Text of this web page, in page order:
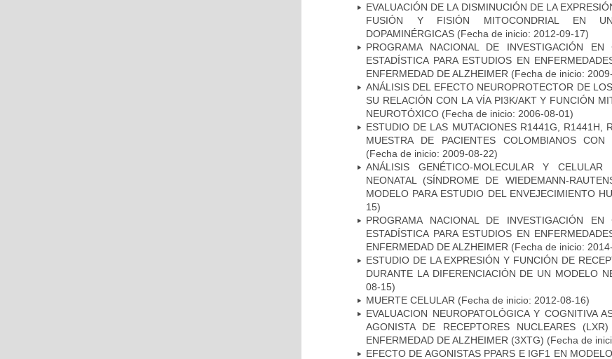
EVALUACIÓN DE LA DISMINUCIÓN DE LA
FUSIÓN Y FISIÓN MITOCONDRIAL EN
DOPAMINÉRGICAS (Fecha de inicio: 2012-09-17)
PROGRAMA NACIONAL DE INVESTIGACIÓN EN
ESTADÍSTICA PARA ESTUDIOS EN
ENFERMEDAD DE ALZHEIMER (Fecha de inicio:
ANÁLISIS DEL EFECTO NEUROPROTECTOR DE
SU RELACIÓN CON LA VÍA PI3K/AKT Y FUNCIÓN
NEUROTÓXICO (Fecha de inicio: 2006-08-01)
ESTUDIO DE LAS MUTACIONES R1441G, R1441H,
MUESTRA DE PACIENTES COLOMBIANOS CON
(Fecha de inicio: 2009-08-22)
ANÁLISIS GENÉTICO-MOLECULAR Y CELULAR
NEONATAL (SÍNDROME DE WIEDEMANN-
MODELO PARA ESTUDIO DEL ENVEJECIMIENTO
15)
PROGRAMA NACIONAL DE INVESTIGACIÓN EN
ESTADÍSTICA PARA ESTUDIOS EN
ENFERMEDAD DE ALZHEIMER (Fecha de inicio:
ESTUDIO DE LA EXPRESIÓN Y FUNCIÓN DE
DURANTE LA DIFERENCIACIÓN DE UN MODELO
08-15)
MUERTE CELULAR (Fecha de inicio: 2012-08-16)
EVALUACION NEUROPATOLÓGICA Y COGNITIVA
AGONISTA DE RECEPTORES NUCLEARES
ENFERMEDAD DE ALZHEIMER (3XTG) (Fecha de
EFECTO DE AGONISTAS PPARS E IGF1 EN